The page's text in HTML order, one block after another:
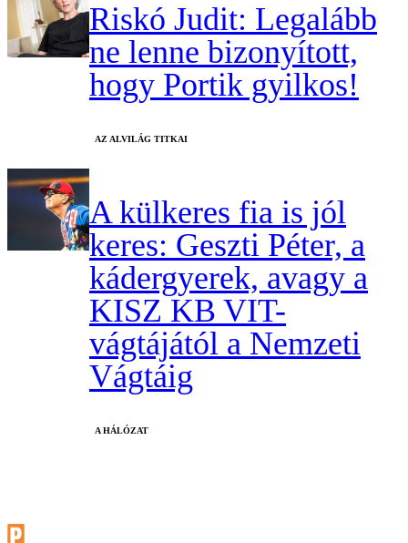
Riskó Judit: Legalább
ne lenne bizonyított,
hogy Portik gyilkos!
AZ ALVILÁG TITKAI
A külkeres fia is jól
keres: Geszti Péter, a
kádergyerek, avagy a
KISZ KB VIT-
vágtájától a Nemzeti
Vágtáig
A HÁLÓZAT